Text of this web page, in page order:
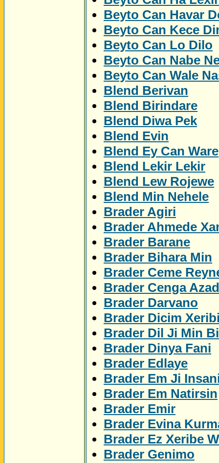
Beyto Can Havar
Beyto Can Kece
Beyto Can Lo Dilo
Beyto Can Nabe
Beyto Can Wale
Blend Berivan
Blend Birindare
Blend Diwa Pek
Blend Evin
Blend Ey Can Ware
Blend Lekir Lekir
Blend Lew Rojewe
Blend Min Nehele
Brader Agiri
Brader Ahmede
Brader Barane
Brader Bihara Min
Brader Ceme
Brader Cenga
Brader Darvano
Brader Dicim
Brader Dil Ji Min
Brader Dinya Fani
Brader Edlaye
Brader Em Ji
Brader Em Natirsin
Brader Emir
Brader Evina
Brader Ez Xeribe
Brader Genimo